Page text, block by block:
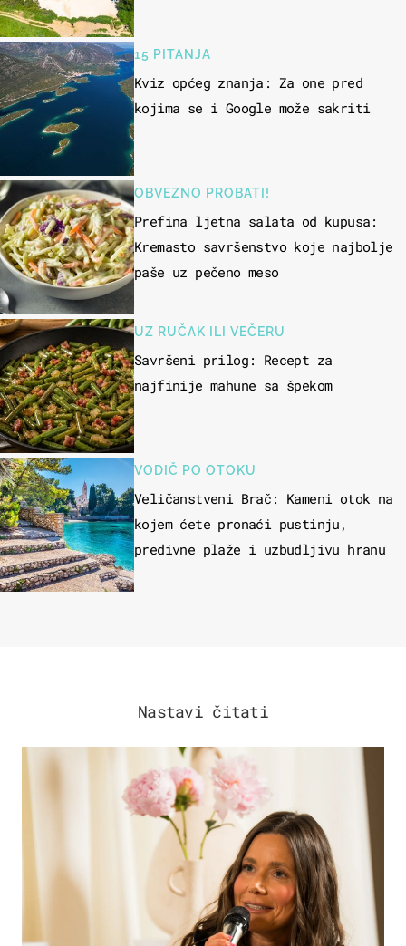
15 PITANJA
Kviz općeg znanja: Za one pred
kojima se i Google može sakriti
OBVEZNO PROBATI!
Prefina ljetna salata od kupusa:
Kremasto savršenstvo koje najbolje
paše uz pečeno meso
UZ RUČAK ILI VEČERU
Savršeni prilog: Recept za
najfinije mahune sa špekom
VODIČ PO OTOKU
Veličanstveni Brač: Kameni otok na
kojem ćete pronaći pustinju,
predivne plaže i uzbudljivu hranu
Nastavi čitati
MODA & LJEPOTA